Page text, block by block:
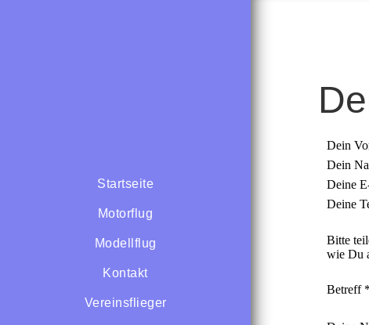
Startseite
Motorflug
Modellflug
Kontakt
Vereinsflieger